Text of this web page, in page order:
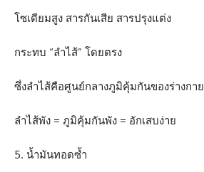
โซเดียมสูง สารกันเสีย สารปรุงแต่ง
กระทบ “ลำไส้” โดยตรง
ซึ่งลำไส้คือศูนย์กลางภูมิคุ้มกันของร่างกาย
ลำไส้พัง = ภูมิคุ้มกันพัง = อักเสบง่าย
5. น้ำมันทอดซ้ำ